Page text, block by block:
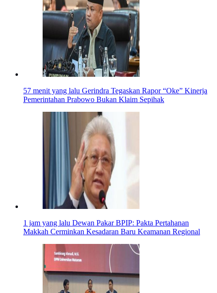
57 menit yang lalu Gerindra Tegaskan Rapor “Oke” Kinerja
Pemerintahan Prabowo Bukan Klaim Sepihak
1 jam yang lalu Dewan Pakar BPIP: Pakta Pertahanan
Makkah Cerminkan Kesadaran Baru Keamanan Regional